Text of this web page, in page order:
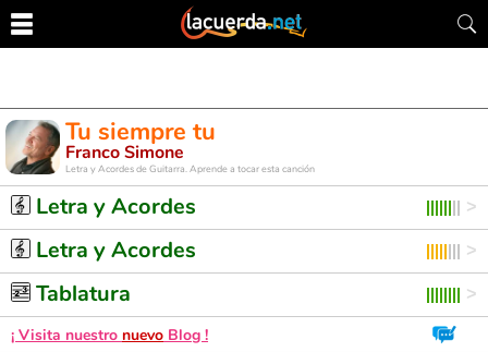
Tu siempre tu
Franco Simone
Letra y Acordes de Guitarra. Aprende a tocar esta canción
Letra y Acordes
Letra y Acordes
Tablatura
¡ Visita nuestro nuevo Blog !